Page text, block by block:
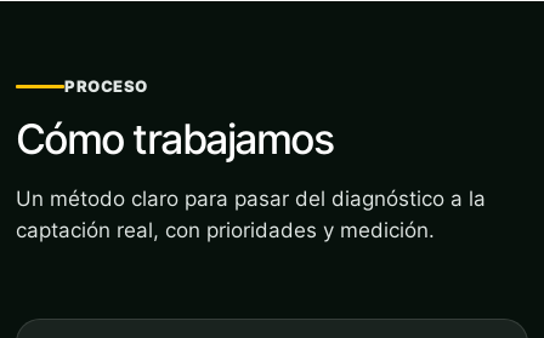
PROCESO
Cómo trabajamos
Un método claro para pasar del diagnóstico a la
captación real, con prioridades y medición.